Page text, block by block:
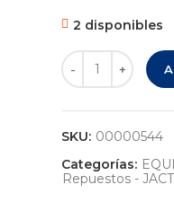
2 disponibles
ANILLO DEL
SKU: 00000544
Categorías:
Repuestos -